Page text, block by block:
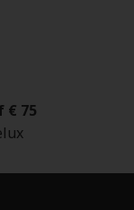
€ 75